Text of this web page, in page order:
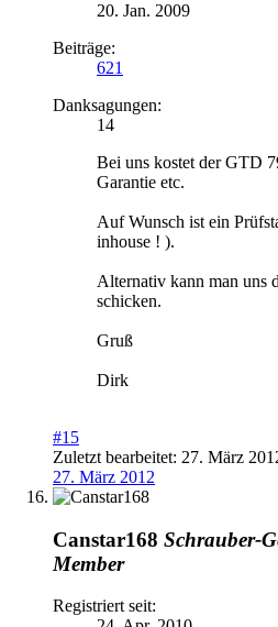
20. Jan. 2009
Beiträge:
621
Danksagungen:
14
Bei uns kostet der GTD
Garantie etc.
Auf Wunsch ist ein
inhouse ! ).
Alternativ kann man uns
schicken.
Gruß
Dirk
#15
Zuletzt bearbeitet: 27. März
27. März 2012
Canstar168 Schrauber-
Member
Registriert seit: